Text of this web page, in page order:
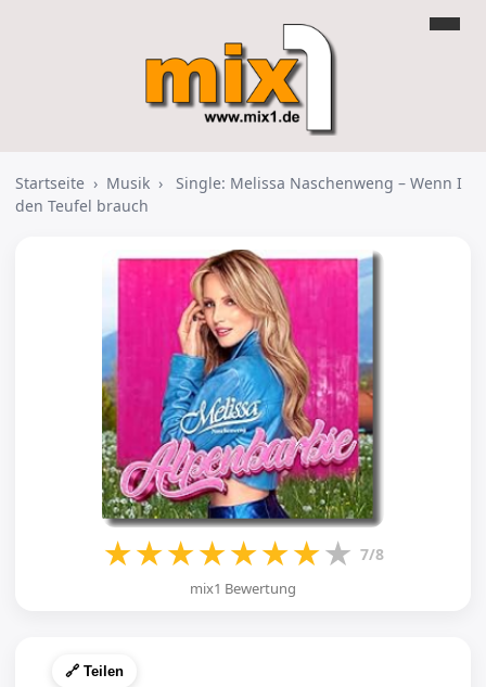
Startseite › Musik ›
Single: Melissa Naschenweng – Wenn I
den Teufel brauch
★★★★★★★★ 7/8
mix1 Bewertung
🔗 Teilen